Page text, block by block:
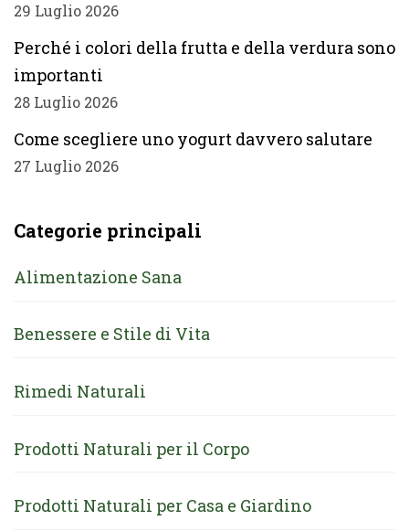
29 Luglio 2026
Perché i colori della frutta e della verdura sono
importanti
28 Luglio 2026
Come scegliere uno yogurt davvero salutare
27 Luglio 2026
Categorie principali
Alimentazione Sana
Benessere e Stile di Vita
Rimedi Naturali
Prodotti Naturali per il Corpo
Prodotti Naturali per Casa e Giardino